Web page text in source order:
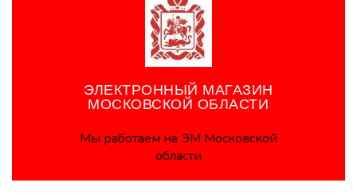
ЭЛЕКТРОННЫЙ МАГАЗИН
МОСКОВСКОЙ ОБЛАСТИ
Мы работаем на ЭМ Московской
области